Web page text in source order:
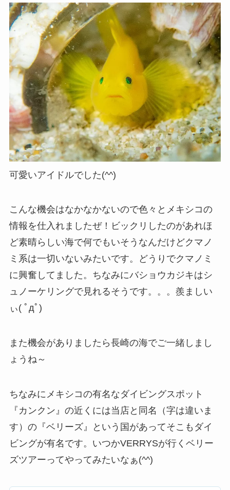
可愛いアイドルでした(^^)
こんな機会はなかなかないので色々とメキシコの
情報を仕入れましたぜ！ビックリしたのがあれほ
ど素晴らしい海で何でもいそうなんだけどクマノ
ミ系は一切いないみたいです。どうりでクマノミ
に興奮してました。ちなみにバショウカジキはシ
ュノーケリングで見れるそうです。。。羨ましい
ぃ( ﾟдﾟ)
また機会がありましたら長崎の海でご一緒しまし
ょうね～
ちなみにメキシコの有名なダイビングスポット
『カンクン』の近くには当店と同名（字は違いま
す）の『ベリーズ』という国があってそこもダイ
ビングが有名です。いつかVERRYSが行くベリー
ズツアーってやってみたいなぁ(^^)